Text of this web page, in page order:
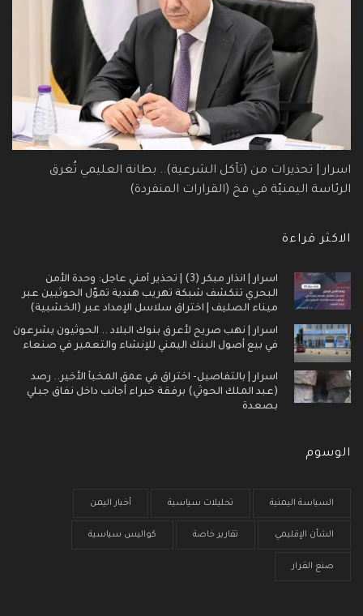
اسرار | تحذيرات من (تآكل الشرعية).. بطانة العليمي تُغرق
الرئاسة اليمنيّة في فخ (القرارات المنفردة)
الاكثر قراءة
اسرار | انذار مبكر (3) | تحذير أمني عاجل: وحدة الأمن
البحري تنكشف شبكة تهريب هندية تموّل الحوثيين عبر
ميناء الصليف | اختراق سلاسل الإمداد عبر (الخشبية)
اسرار | نهب صريح لأعرق بنوك البلاد .. الحوثيون يشرعون
في بيع أصول البنك اليمني للإنشاء والتعمير في صنعاء
اسرار | بالتفاصيل- اختراق في عمق المخبأ الأخير.. رصد
(عبد الملك الحوثي) برفقة خبراء أجانب داخل نفاق جبلي
بصعدة
الوسوم
السياسة اليمنية تحليلات سياسية أخبار اليمن
الشأن الإقليمي تقارير خاصة كواليس سياسية
صنع القرار